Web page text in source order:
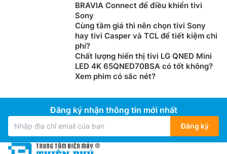
Hệ điều hành One UI Tizen
Hệ điều hành One UI Tizen mang đến một trải nghiệm
liền mạch và nhất quán cho mọi thiết bị Samsung. Hệ
BRAVIA Connect để điều khiển tivi
Sony
Cùng tầm giá thì nên chọn tivi Sony
hay tivi Casper và TCL để tiết kiệm chi
phí?
Chất lượng hiển thị tivi LG QNED Mini
LED 4K 65QNED70BSA có tốt không?
Xem phim có sắc nét?
Đăng ký nhận thông tin mới nhất
Đăng ký